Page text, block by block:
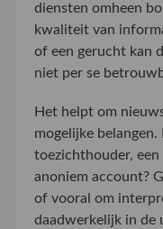
diensten omheen
kwaliteit van
of een gerucht kan
niet per se
Het helpt om
mogelijke
toezichthouder,
anoniem account?
of vooral om
daadwerkelijk in de